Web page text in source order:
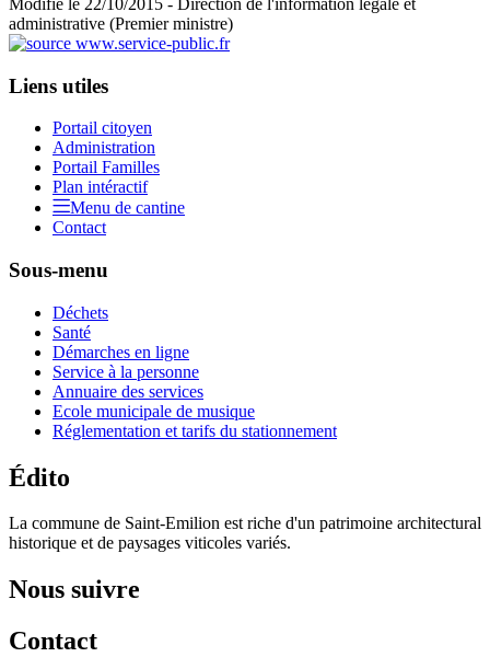
administrative (Premier ministre)
Liens utiles
Portail citoyen
Administration
Portail Familles
Plan intéractif
Menu de cantine
Contact
Sous-menu
Déchets
Santé
Démarches en ligne
Service à la personne
Annuaire des services
Ecole municipale de musique
Réglementation et tarifs du stationnement
Édito
La commune de Saint-Emilion est riche d'un patrimoine architectural
historique et de paysages viticoles variés.
Nous suivre
Contact